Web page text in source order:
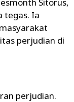
tegas. Ia
perjudian di
perjudian.